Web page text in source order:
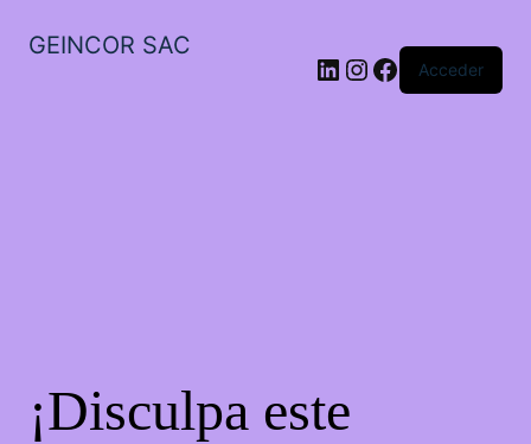
GEINCOR SAC
LinkedIn
Instagram
Facebook
Acceder
¡Disculpa este